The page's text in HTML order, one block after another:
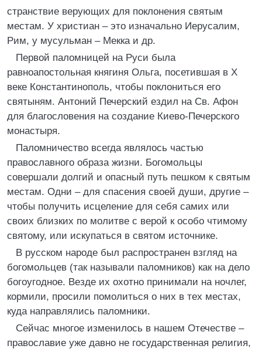
странствие верующих для поклонения святым
местам. У христиан – это изначально Иерусалим,
Рим, у мусульман – Мекка и др.
Первой паломницей на Руси была
равноапостольная княгиня Ольга, посетившая в X
веке Константинополь, чтобы поклониться его
святыням. Антоний Печерский ездил на Св. Афон
для благословения на создание Киево-Печерского
монастыря.
Паломничество всегда являлось частью
православного образа жизни. Богомольцы
совершали долгий и опасный путь пешком к святым
местам. Одни – для спасения своей души, другие –
чтобы получить исцеление для себя самих или
своих близких по молитве с верой к особо чтимому
святому, или искупаться в святом источнике.
В русском народе был распространен взгляд на
богомольцев (так называли паломников) как на дело
богоугодное. Везде их охотно принимали на ночлег,
кормили, просили помолиться о них в тех местах,
куда направлялись паломники.
Сейчас многое изменилось в нашем Отечестве –
православие уже давно не государственная религия,